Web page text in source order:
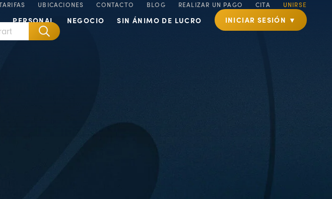
UBICACIONES CONTACTO BLOG REALIZAR UN PAGO CITA UNIRSE
PERSONAL NEGOCIO SIN ÁNIMO DE LUCRO INICIAR SESIÓN ▼